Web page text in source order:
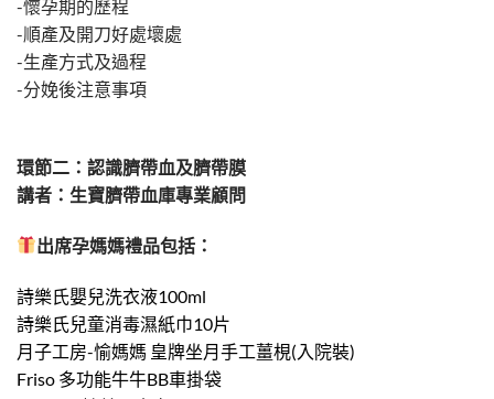
-懷孕期的歷程
-順產及開刀好處壞處
-生產方式及過程
-分娩後注意事項
環節二：認識臍帶血及臍帶膜
講者：生寶臍帶血庫專業顧問
出席孕媽媽禮品包括：
詩樂氏嬰兒洗衣液100ml
詩樂氏兒童消毒濕紙巾10片
月子工房-愉媽媽 皇牌坐月手工薑梘(入院裝)
Friso 多功能牛牛BB車掛袋